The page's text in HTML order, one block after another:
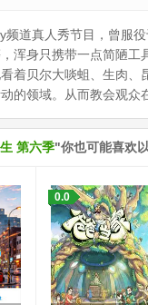
真人秀节目，曾服役
浑身只携带一点简陋
着贝尔大啖蛆、生肉、
的领域。从而教会观众
第六季"你也可能喜欢
0.0